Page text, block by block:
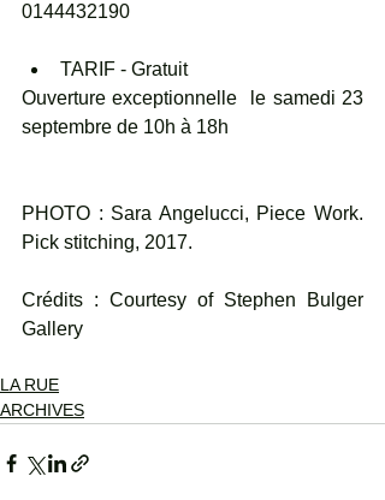
0144432190
TARIF - Gratuit
Ouverture exceptionnelle  le samedi 23
septembre de 10h à 18h
PHOTO : Sara Angelucci, Piece Work.
Pick stitching, 2017.
Crédits : Courtesy of Stephen Bulger
Gallery
LA RUE
ARCHIVES